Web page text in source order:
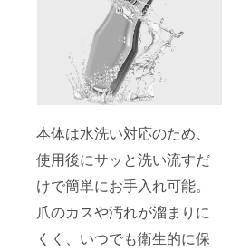
本体は水洗い対応のため、
使用後にサッと洗い流すだ
けで簡単にお手入れ可能。
爪のカスや汚れが溜まりに
くく、いつでも衛生的に保